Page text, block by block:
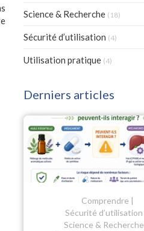
Science & Recherche (18)
Sécurité d’utilisation (4)
Utilisation pratique (4)
Derniers articles
Comprendre
Sécurité d’utilisation
Science & Recherche